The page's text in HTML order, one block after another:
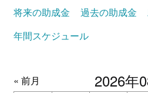
助成金コラム
専門家一覧
ダウンロード
将来の助成金
過去の助成金
年間スケジュール
« 前月 2026年